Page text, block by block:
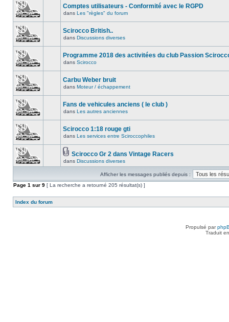
Comptes utilisateurs - Conformité avec le RGPD
dans Les "règles" du forum
Scirocco British..
dans Discussions diverses
Programme 2018 des activitées du club Passion
dans Scirocco
Carbu Weber bruit
dans Moteur / échappement
Fans de vehicules anciens ( le club )
dans Les autres anciennes
Scirocco 1:18 rouge gti
dans Les services entre Sciroccophiles
Scirocco Gr 2 dans Vintage Racers
dans Discussions diverses
Afficher les messages publiés depuis :
Page 1 sur 9 [ La recherche a retourné 205 résultat(s) ]
Index du forum
Propulsé par
Traduit